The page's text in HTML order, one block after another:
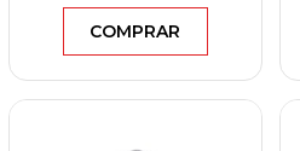
COMPRAR